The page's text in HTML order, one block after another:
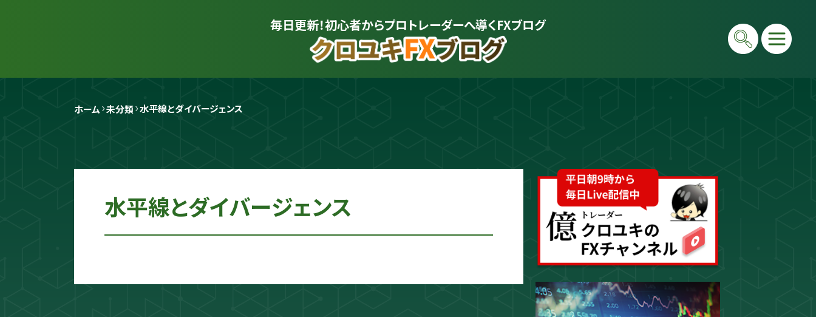
毎日更新！初心者からプロトレーダーへ導くFXブログ
を解説。商材は一切販売せず、YouTube＆書籍ですべて公開しています。"わからない"を"わ
プロフィールをもっと見る
ホーム 未分類 水平線とダイバージェンス
水平線とダイバージェンス